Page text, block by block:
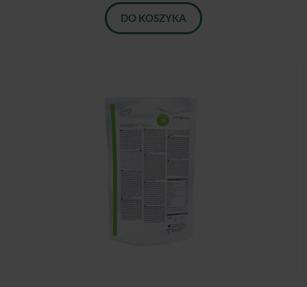
DO KOSZYKA